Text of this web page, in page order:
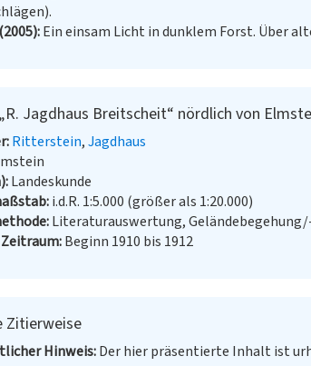
Ein einsam Licht in dunklem Forst. Über
Jagdhaus Breitscheit“ nördlich von
Ritterstein Jagdhaus
Landeskunde
i.d.R. 1:5.000 (größer als 1:20.000)
Literaturauswertung,
Beginn 1910 bis 1912
Zitierweise
Hinweis Der hier präsentierte Inhalt ist